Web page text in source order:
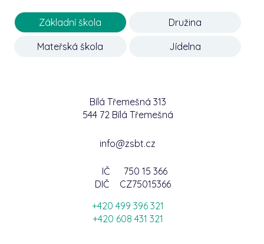
Základní škola Družina
Mateřská škola Jídelna
Bílá Třemešná 313
544 72 Bílá Třemešná
info@zsbt.cz
IČ
750 15 366
DIČ
CZ75015366
+420 499 396 321
+420 608 431 321